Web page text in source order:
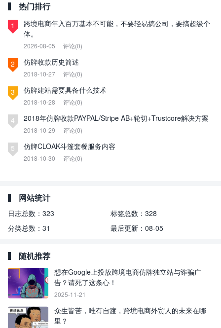
热门排行
1
跨境电商年入百万基本不可能，不要轻易搞公司，要搞超级个
体。
2026-08-05 评论(0)
2 仿牌收款历史简述
2018-10-27 评论(0)
3 仿牌建站需要具备什么技术
2018-10-28 评论(0)
4 2018年仿牌收款PAYPAL/Stripe AB+轮切+Trustcore解决方案
2018-10-29 评论(0)
5 仿牌CLOAK斗篷套餐服务内容
2018-10-30 评论(0)
网站统计
日志总数： 323 标签总数： 328
分类总数： 31 最后更新： 08-05
随机推荐
想在Google上投放跨境电商仿牌独立站与诈骗广
告？请死了这条心！
2025-11-21
众生皆苦，唯有自渡，跨境电商外贸人的未来在哪
里？